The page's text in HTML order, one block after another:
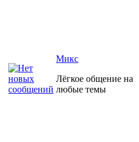
Микс
Лёгкое общение на
любые темы